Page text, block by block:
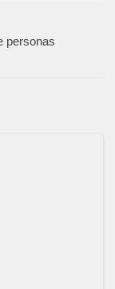
personas